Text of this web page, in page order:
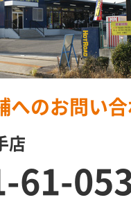
へのお問い
店
61-